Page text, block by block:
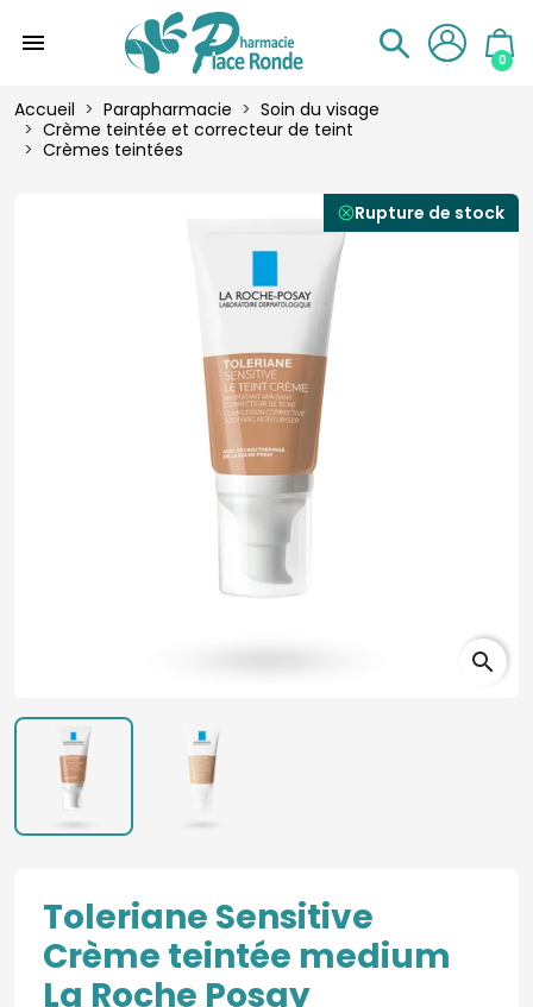
menu
0
Accueil Parapharmacie
Soin du visage
Crème teintée et correcteur de teint
Crèmes teintées
Rupture de stock
Toleriane Sensitive
Crème teintée medium
La Roche Posay